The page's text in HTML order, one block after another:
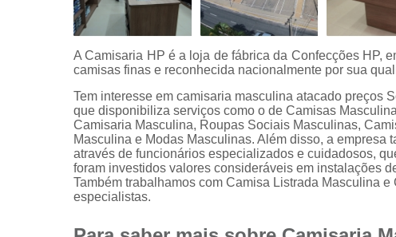
Camisas
sociais
curta
Camisas
sociais
manga
longa
Camisas
sociais
masculinas
sociais
A Camisaria HP é a loja de fábrica da Confecções HP,
camisas finas e reconhecida nacionalmente por sua
Tem interesse em camisaria masculina atacado preços
que disponibiliza serviços como o de Camisas
Camisaria Masculina, Roupas Sociais Masculinas,
Masculina e Modas Masculinas. Além disso, a empresa
através de funcionários especializados e cuidadosos,
foram investidos valores consideráveis em instalações
Também trabalhamos com Camisa Listrada Masculina
especialistas.